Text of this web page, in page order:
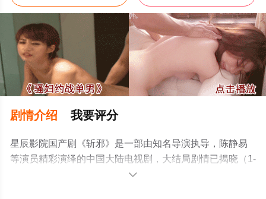
剧情介绍 我要评分
星辰影院国产剧《斩邪》是一部由知名导演执导，陈静易
等演员精彩演绎的中国大陆电视剧，大结局剧情已揭晓（1-
1全集），手机免费观看高清无删减完整版电视剧全集就上
